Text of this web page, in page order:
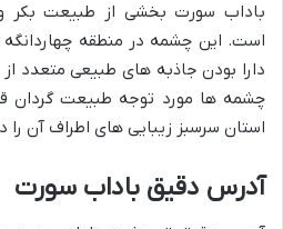
باداب سورت بخشی از طبیعت بکر و
است. این چشمه در منطقه
دارا بودن جاذبه های طبیعی متعدد
چشمه ها مورد توجه طبیعت گردان
استان سرسبز زیبایی های اطراف آن
آدرس دقیق باداب سورت